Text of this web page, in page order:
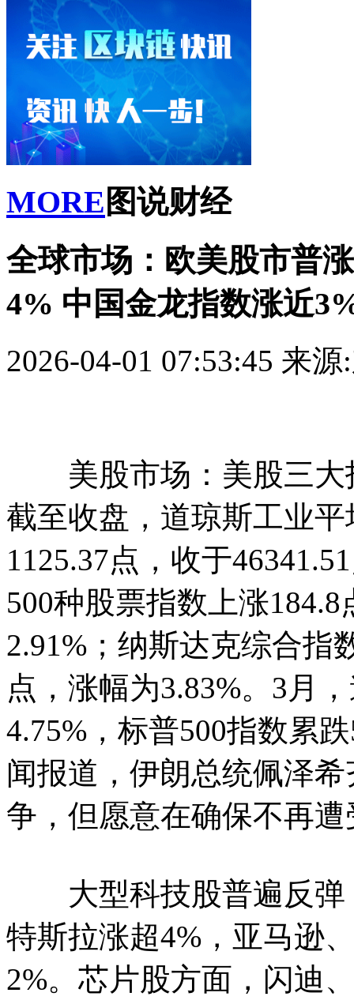
MORE 图说财经
全球市场：欧美股市普
4% 中国金龙指数涨近
2026-04-01 07:53:45 来源
美股市场：美股三大
截至收盘，道琼斯工业
1125.37点，收于
500种股票指数上涨
2.91%；纳斯达克综合指
点，涨幅为3.83%。3月
4.75%，标普500指数累
闻报道，伊朗总统佩泽
争，但愿意在确保不再
大型科技股普遍反弹
特斯拉涨超4%，亚马逊
2%。芯片股方面，闪迪